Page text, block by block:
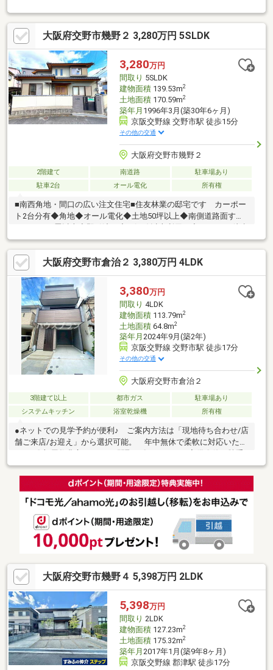
な室内♪◆各居室収納付きでお部屋スッキリ片付く４ＬＤＫ♪【周
辺環境】・スーパー 徒歩１１分♪・コンビニ 徒歩８分♪・小学
校 徒歩７分♪・周辺施設充実で生活に便利な立地♪◇スーモに掲
載されていない物件情報も多数有！地域密着の担当スタッフにお
気軽にご相談下さい！◇当社の営業スタッフは住宅ローンアドバ
イザーの資格があり、お客様に合わせた資金計画をご提案致しま
す！ご安心下さい！
大阪府交野市幾野２ 3,280万円 5SLDK
3,280万円
間取り 5SLDK
建物面積139.53m2
土地面積170.59m2
築年月 1996年3月(築30年6ヶ月)
京阪交野線 交野市駅 徒歩15分
その他の交通
大阪府交野市幾野２
2階建て 南道路
駐車場あり
駐車2台
オール電化 所有権
■南西角地・間口の広い注文住宅■住友林業の邸宅です カーポー
ト2台分有◆角地◆オール電化◆土地50坪以上◆南側道路面す◆
ＬＤＫ１５畳以上◆即引渡可◆２沿線以上利用可◆スーパー 徒歩
10分以内◆市街地が近い◆陽当り良好◆閑静な住宅地◆前道６ｍ
以上◆対面式キッチン◆ハイルーフ駐車場◆トイレ２ヶ所◆浴室
１坪以上◆南庭◆浴室に窓◆吹抜け◆通風良好◆全居室６畳以上
◆平坦地◆周辺交通量少なめ◆隣家との間隔が大きい
大阪府交野市倉治２ 3,380万円 4LDK
3,380万円
間取り 4LDK
建物面積113.79m2
土地面積64.8m2
築年月 2024年9月(築2年)
京阪交野線 交野市駅 徒歩17分
その他の交通
大阪府交野市倉治２
3階建て以上 都市ガス
駐車場あり
システムキッチン
浴室乾燥機 所有権
●ネットでの見学予約が便利♪ ご案内方法は「現地待ち合わせ/店
舗ご来店/お迎え」から選択可能。 年中無休で柔軟に対応いたし
の良いカウンター付きキッチン〇ゆとりある可動棚付きの洗面所
〇バルコニー2か所●駐車場完備でお車でのご来店も安心●キッズ
スペース完備●Google口コミにて高評価を頂いております♪●住宅
ローンのご相談が増加傾向にあります。 不安や疑問を一緒に解
学・ご提案可能です♪ぜひご相談ください(^^)
大阪府交野市幾野４ 5,398万円 2LDK
5,398万円
間取り 2LDK
建物面積127.23m2
土地面積175.32m2
築年月 2017年1月(築9年8ヶ月)
京阪交野線 郡津駅 徒歩17分